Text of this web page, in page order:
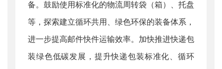
备。鼓励使用标准化的物流周转袋（箱）、托盘
等，探索建立循环共用、绿色环保的装备体系，
进一步提高邮件快件运输效率。加快推进快递包
装绿色低碳发展，提升快递包装标准化、循环